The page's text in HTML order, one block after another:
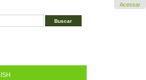
Acessar